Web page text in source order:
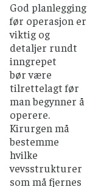
God planlegging
før operasjon er
viktig og
detaljer rundt
inngrepet
bør være
tilrettelagt før
man begynner å
operere.
Kirurgen må
bestemme
hvilke
vevsstrukturer
som må fjernes